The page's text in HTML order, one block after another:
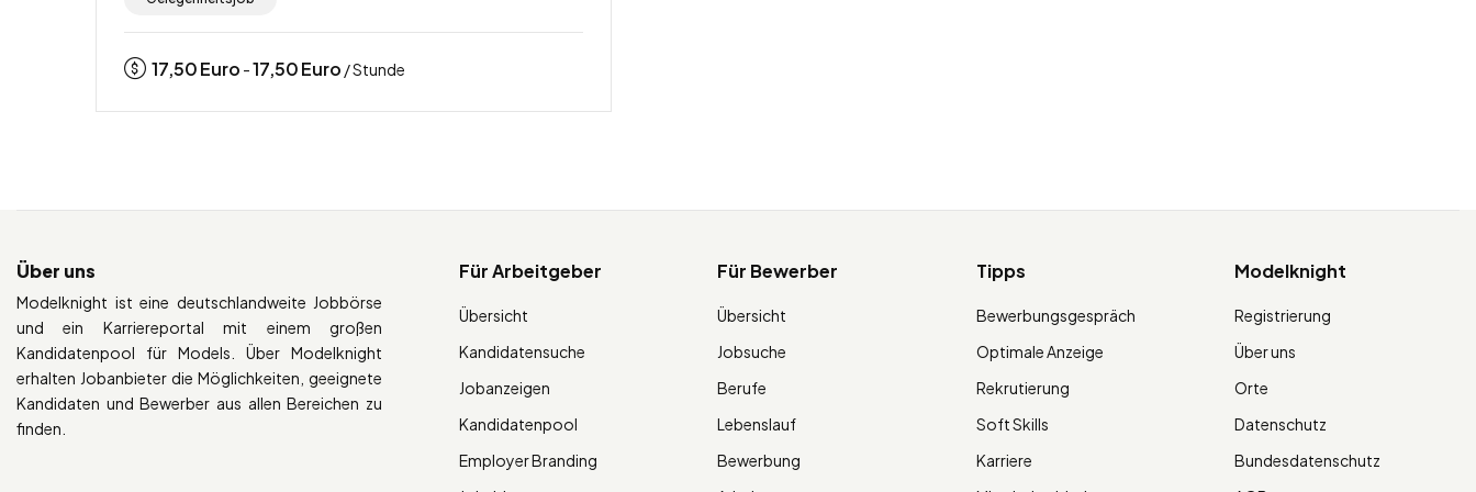
17,50Euro -17,50Euro / Stunde
Über uns
Modelknight ist eine deutschlandweite Jobbörse
und ein Karriereportal mit einem großen
Kandidatenpool für Models. Über Modelknight
erhalten Jobanbieter die Möglichkeiten, geeignete
Kandidaten und Bewerber aus allen Bereichen zu
finden.
Für Arbeitgeber
Übersicht
Kandidatensuche
Jobanzeigen
Kandidatenpool
Employer Branding
Für Bewerber
Übersicht
Jobsuche
Berufe
Lebenslauf
Bewerbung
Tipps
Bewerbungsgespräch
Optimale Anzeige
Rekrutierung
Soft Skills
Karriere
Modelknight
Registrierung
Über uns
Orte
Datenschutz
Bundesdatenschutz